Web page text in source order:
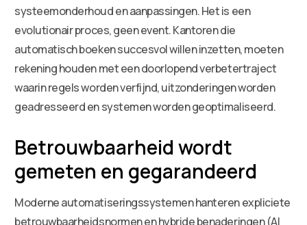
systeemonderhoud en aanpassingen. Het is een
evolutionair proces, geen event. Kantoren die
automatisch boeken succesvol willen inzetten, moeten
rekening houden met een doorlopend verbetertraject
waarin regels worden verfijnd, uitzonderingen worden
geadresseerd en systemen worden geoptimaliseerd.
Betrouwbaarheid wordt
gemeten en gegarandeerd
Moderne automatiseringssystemen hanteren expliciete
betrouwbaarheidsnormen en hybride benaderingen (AI